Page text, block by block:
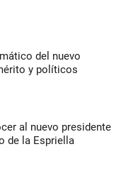
del nuevo
y políticos
al nuevo presidente
de la Espriella